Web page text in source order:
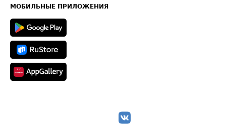
Техническая информация
МОБИЛЬНЫЕ ПРИЛОЖЕНИЯ